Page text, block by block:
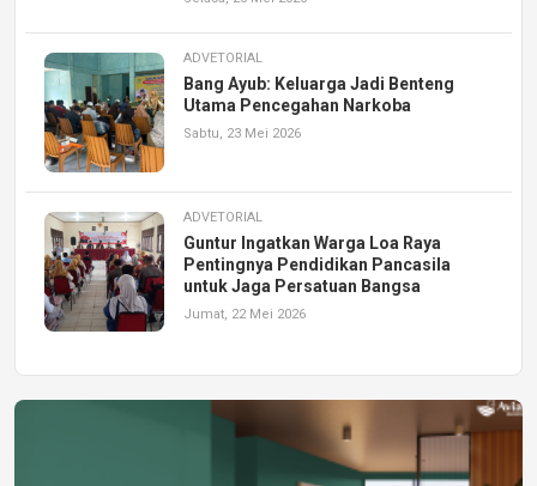
ADVETORIAL
Bang Ayub: Keluarga Jadi Benteng
Utama Pencegahan Narkoba
Sabtu, 23 Mei 2026
ADVETORIAL
Guntur Ingatkan Warga Loa Raya
Pentingnya Pendidikan Pancasila
untuk Jaga Persatuan Bangsa
Jumat, 22 Mei 2026